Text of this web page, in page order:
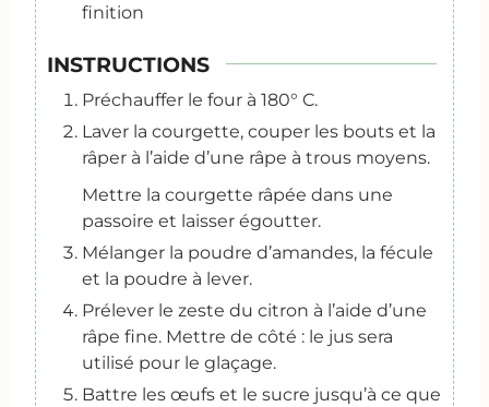
finition
INSTRUCTIONS
Préchauffer le four à 180° C.
Laver la courgette, couper les bouts et la
râper à l’aide d’une râpe à trous moyens.
Mettre la courgette râpée dans une
passoire et laisser égoutter.
Mélanger la poudre d’amandes, la fécule
et la poudre à lever.
Prélever le zeste du citron à l’aide d’une
râpe fine. Mettre de côté : le jus sera
utilisé pour le glaçage.
Battre les œufs et le sucre jusqu’à ce que